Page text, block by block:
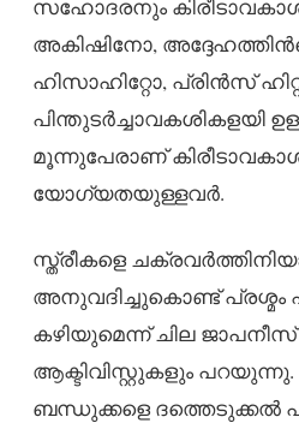
സഹോദരനും
അകിഷിനോ,
ഹിസാഹിറ്റോ, പ്രിൻസ്
പിന്തുടർച്ചാവകശികളയി
മൂന്നുപേരാണ്
യോഗ്യതയുള്ളവർ.
സ്ത്രീകളെ
അനുവദിച്ചുകൊണ്ട് പ്രശ്മം
കഴിയുമെന്ന് ചില
ആക്ടിവിസ്റ്റുകളും
ബന്ധുക്കളെ ദത്തെടുക്കൽ